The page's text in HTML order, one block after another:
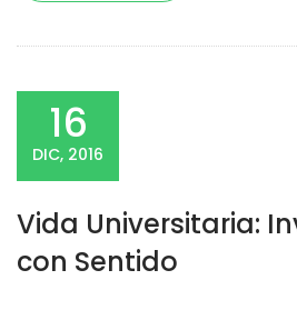
16
DIC, 2016
Vida Universitaria:
con Sentido